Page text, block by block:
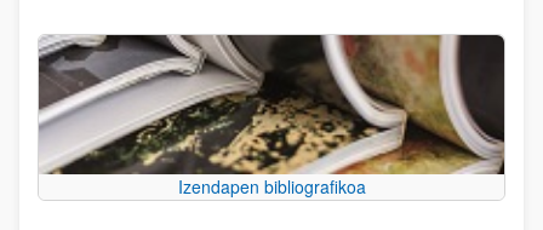
Izendapen bibliografikoa